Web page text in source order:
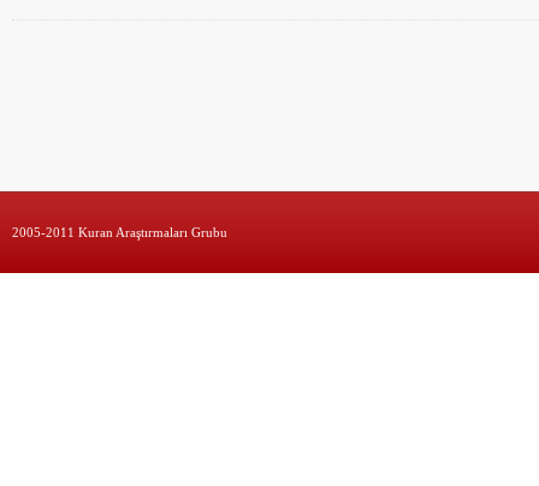
2005-2011 Kuran Araştırmaları Grubu